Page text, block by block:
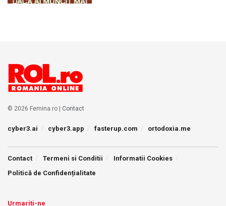
© 2026 Femina.ro | Contact
cyber3.ai cyber3.app fasterup.com ortodoxia.me
Contact Termeni si Conditii
Informatii Cookies
Politică de Confidențialitate
Urmariti-ne